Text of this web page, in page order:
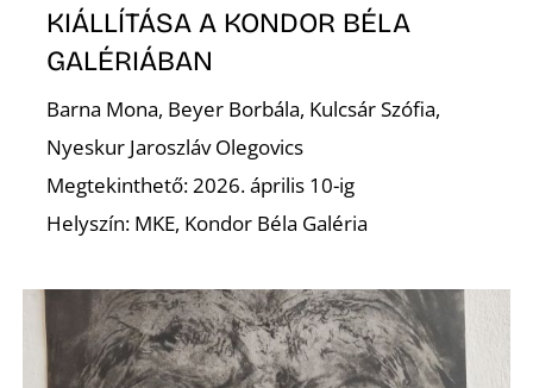
KIÁLLÍTÁSA A KONDOR BÉLA
GALÉRIÁBAN
Barna Mona, Beyer Borbála, Kulcsár Szófia,
Nyeskur Jaroszláv Olegovics
Megtekinthető: 2026. április 10-ig
Helyszín: MKE, Kondor Béla Galéria